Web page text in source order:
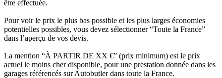
être effectuée.
Pour voir le prix le plus bas possible et les plus larges économies
potentielles possibles, vous devez sélectionner “Toute la France”
dans l’aperçu de vos devis.
La mention “À PARTIR DE XX €” (prix minimum) est le prix
actuel le moins cher disponible, pour une prestation donnée dans les
garages référencés sur Autobutler dans toute la France.